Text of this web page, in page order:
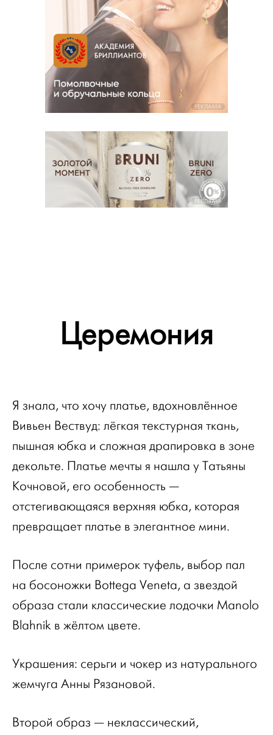
РЕКЛАМА
РЕКЛАМА
Церемония
Я знала, что хочу платье, вдохновлённое
Вивьен Вествуд: лёгкая текстурная ткань,
пышная юбка и сложная драпировка в зоне
декольте. Платье мечты я нашла у Татьяны
Кочновой, его особенность —
отстегивающаяся верхняя юбка, которая
превращает платье в элегантное мини.
После сотни примерок туфель, выбор пал
на босоножки Bottega Veneta, а звездой
образа стали классические лодочки Manolo
Blahnik в жёлтом цвете.
Украшения: серьги и чокер из натурального
жемчуга Анны Рязановой.
Второй образ — неклассический,